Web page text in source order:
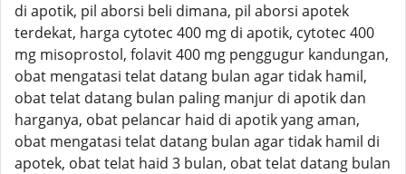
di apotik, pil aborsi beli dimana, pil aborsi apotek
terdekat, harga cytotec 400 mg di apotik, cytotec 400
mg misoprostol, folavit 400 mg penggugur kandungan,
obat mengatasi telat datang bulan agar tidak hamil,
obat telat datang bulan paling manjur di apotik dan
harganya, obat pelancar haid di apotik yang aman,
obat mengatasi telat datang bulan agar tidak hamil di
apotek, obat telat haid 3 bulan, obat telat datang bulan